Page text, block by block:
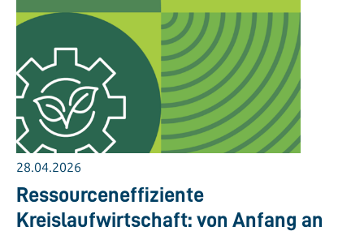
28.04.2026
Ressourceneffiziente
Kreislaufwirtschaft: von Anfang an